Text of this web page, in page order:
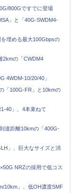
800Gですでに登場
」と「40G-SWDM4-
を埋める最大100Gbpsの
2kmの「CWDM4
4WDM-10/20/40」
「100G-FR」と10kmの
40」、4本束ねて
達距離10kmの「400G-
」、巨大なサイズと消
NRZの採用で低コス
10km」、低OH濃度SMF